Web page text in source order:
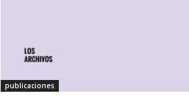
publicaciones